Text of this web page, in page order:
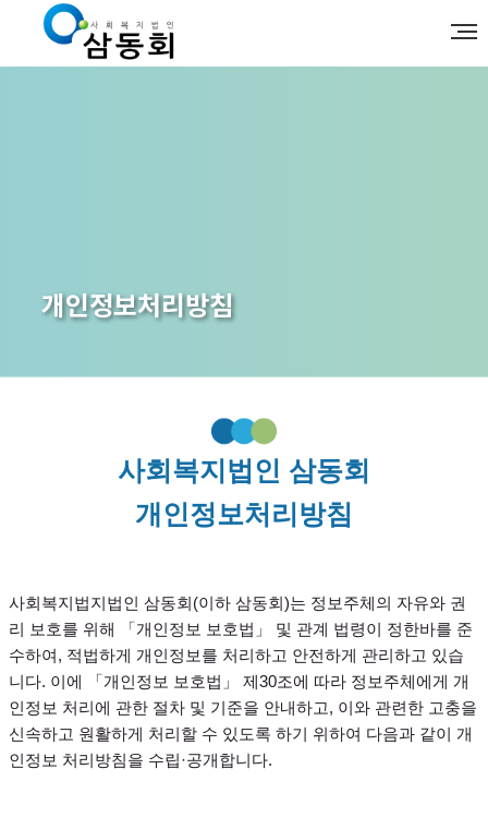
개인정보처리방침
사회복지법인 삼동회
개인정보처리방침
사회복지법지법인 삼동회(이하 삼동회)는 정보주체의 자유와 권
리 보호를 위해 「개인정보 보호법」 및 관계 법령이 정한바를 준
수하여, 적법하게 개인정보를 처리하고 안전하게 관리하고 있습
니다. 이에 「개인정보 보호법」 제30조에 따라 정보주체에게 개
인정보 처리에 관한 절차 및 기준을 안내하고, 이와 관련한 고충을
신속하고 원활하게 처리할 수 있도록 하기 위하여 다음과 같이 개
인정보 처리방침을 수립·공개합니다.